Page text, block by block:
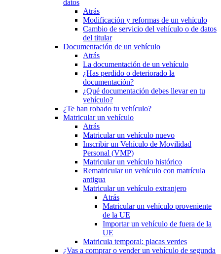
datos
Atrás
Modificación y reformas de un vehículo
Cambio de servicio del vehículo o de datos
del titular
Documentación de un vehículo
Atrás
La documentación de un vehículo
¿Has perdido o deteriorado la
documentación?
¿Qué documentación debes llevar en tu
vehículo?
¿Te han robado tu vehículo?
Matricular un vehículo
Atrás
Matricular un vehículo nuevo
Inscribir un Vehículo de Movilidad
Personal (VMP)
Matricular un vehículo histórico
Rematricular un vehículo con matrícula
antigua
Matricular un vehículo extranjero
Atrás
Matricular un vehículo proveniente
de la UE
Importar un vehículo de fuera de la
UE
Matricula temporal: placas verdes
¿Vas a comprar o vender un vehículo de segunda